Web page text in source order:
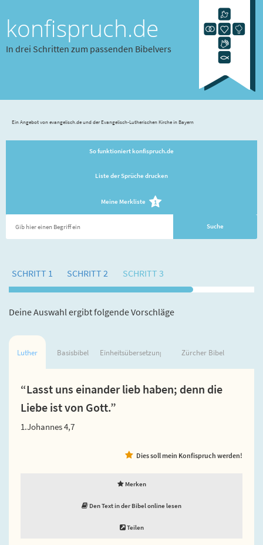
konfispruch.de
In drei Schritten zum passenden Bibelvers
Ein Angebot von evangelisch.de und der Evangelisch-Lutherischen Kirche in Bayern
So funktioniert konfispruch.de
Liste der Sprüche drucken
Meine Merkliste 1
SCHRITT 1 SCHRITT 2 SCHRITT 3
Deine Auswahl ergibt folgende Vorschläge
Luther Basisbibel Einheitsübersetzung Zürcher Bibel
“Lasst uns einander lieb haben; denn die
Liebe ist von Gott.”
1.Johannes 4,7
Dies soll mein Konfispruch werden!
Merken
Den Text in der Bibel online lesen
Teilen